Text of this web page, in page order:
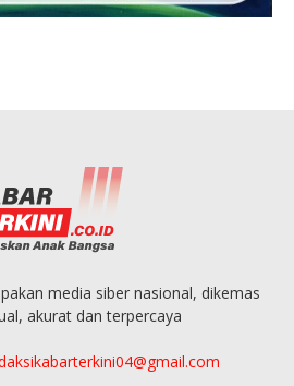
media siber nasional, dikemas
akurat dan terpercaya